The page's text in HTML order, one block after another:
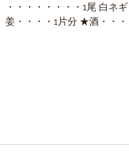
・・・・・・・・1尾 白ネ
姜・・・・1片分 ★酒・・